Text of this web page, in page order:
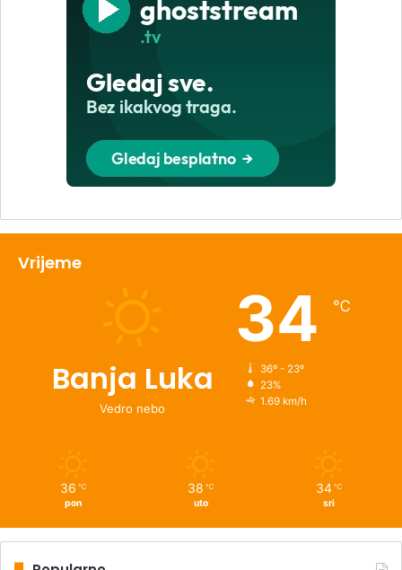
Vrijeme
Banja Luka
Vedro nebo
34 ℃
36º - 23º
23%
1.69 km/h
36 ℃
pon
38 ℃
uto
34 ℃
sri